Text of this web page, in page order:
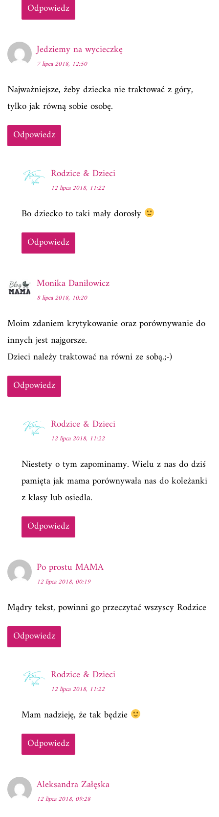
Odpowiedz
Jedziemy na wycieczkę
7 lipca 2018, 12:50
Najważniejsze, żeby dziecka nie traktować z góry,
tylko jak równą sobie osobę.
Odpowiedz
Rodzice & Dzieci
12 lipca 2018, 11:22
Bo dziecko to taki mały dorosły
Odpowiedz
Monika Daniłowicz
8 lipca 2018, 10:20
Moim zdaniem krytykowanie oraz porównywanie do
innych jest najgorsze.
Dzieci należy traktować na równi ze sobą.;-)
Odpowiedz
Rodzice & Dzieci
12 lipca 2018, 11:22
Niestety o tym zapominamy. Wielu z nas do dziś
pamięta jak mama porównywała nas do koleżanki
z klasy lub osiedla.
Odpowiedz
Po prostu MAMA
12 lipca 2018, 00:19
Mądry tekst, powinni go przeczytać wszyscy Rodzice
Odpowiedz
Rodzice & Dzieci
12 lipca 2018, 11:22
Mam nadzieję, że tak będzie
Odpowiedz
Aleksandra Załęska
12 lipca 2018, 09:28